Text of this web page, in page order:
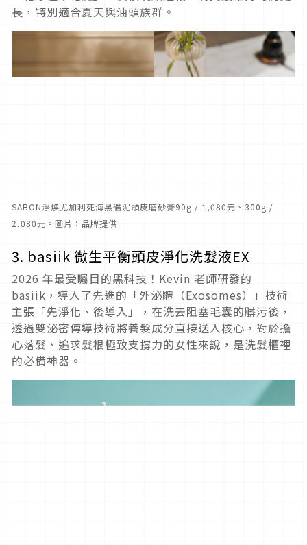
長，特別適合夏天與油頭族群。
SABON淨煥尤加利死海黑礦泥頭皮磨砂膏90g / 1,080元、300g /
2,080元。圖片：品牌提供
3. basiik 微生平衡頭皮淨化洗髮液EX
2026 年最受矚目的黑科技！Kevin 老師研發的
basiik，導入了先進的「外泌體（Exosomes）」技術
主張「先淨化、後導入」，在洗去阻塞毛囊的髒污後，
透過雙泌密傳導技術將養髮成分直接送入核心，對於擔
心落髮、追求髮根極致支撐力的女性來說，是洗髮櫃裡
的必備神器。